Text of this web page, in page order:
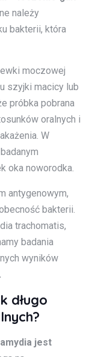
należy
bakterii, która
moczowej
szyjki macicy lub
próbka pobrana
oralnych i
W
oka noworodka.
antygenowym,
bakterii.
trachomatis,
badania
wyników
długo
jest